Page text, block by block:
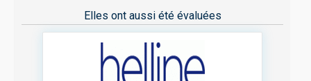
Elles ont aussi été évaluées